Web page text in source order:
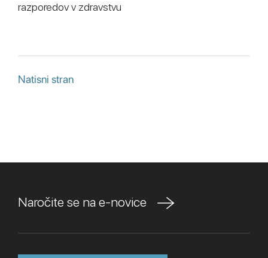
razporedov v zdravstvu
Natisni stran
Naročite se na e-novice